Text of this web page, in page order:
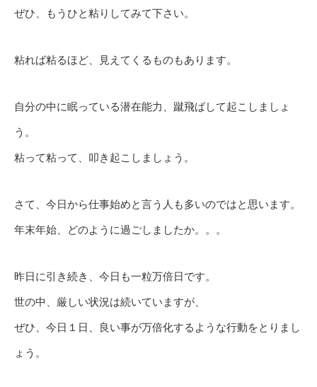
ぜひ、もうひと粘りしてみて下さい。
粘れば粘るほど、見えてくるものもあります。
自分の中に眠っている潜在能力、蹴飛ばして起こしましょ
う。
粘って粘って、叩き起こしましょう。
さて、今日から仕事始めと言う人も多いのではと思います。
年末年始、どのように過ごしましたか。。。
昨日に引き続き、今日も一粒万倍日です。
世の中、厳しい状況は続いていますが、
ぜひ、今日１日、良い事が万倍化するような行動をとりまし
ょう。